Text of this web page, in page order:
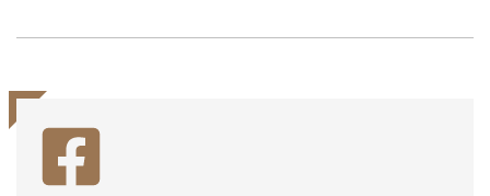
(Twitter)